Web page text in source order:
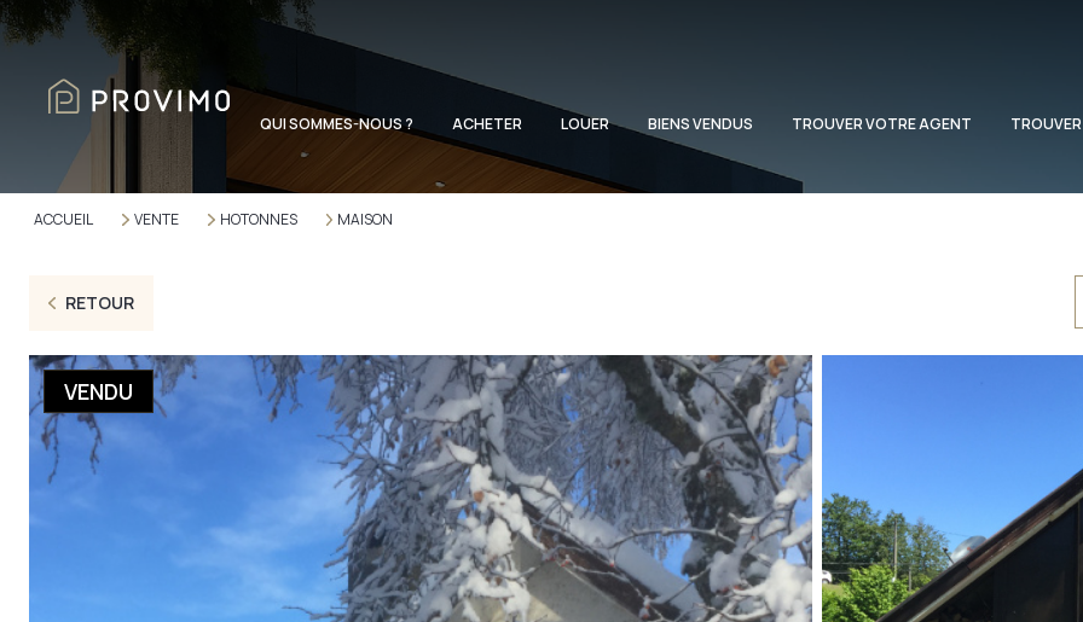
QUI SOMMES-NOUS ? ACHETER LOUER BIENS VENDUS TROUVER VOTRE AGENT
ACCUEIL VENTE HOTONNES MAISON
RETOUR
VENDU